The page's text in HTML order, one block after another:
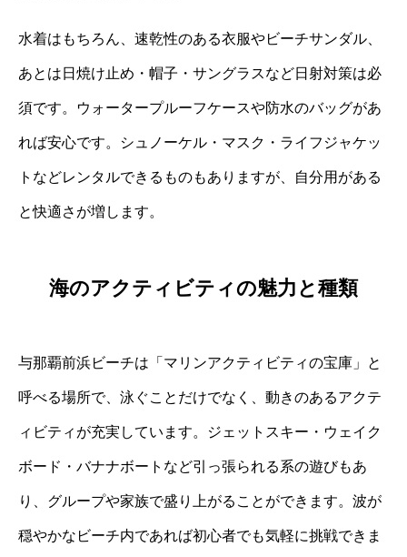
水着はもちろん、速乾性のある衣服やビーチサンダル、
あとは日焼け止め・帽子・サングラスなど日射対策は必
須です。ウォータープルーフケースや防水のバッグがあ
れば安心です。シュノーケル・マスク・ライフジャケッ
トなどレンタルできるものもありますが、自分用がある
と快適さが増します。
海のアクティビティの魅力と種類
与那覇前浜ビーチは「マリンアクティビティの宝庫」と
呼べる場所で、泳ぐことだけでなく、動きのあるアクテ
ィビティが充実しています。ジェットスキー・ウェイク
ボード・バナナボートなど引っ張られる系の遊びもあ
り、グループや家族で盛り上がることができます。波が
穏やかなビーチ内であれば初心者でも気軽に挑戦できま